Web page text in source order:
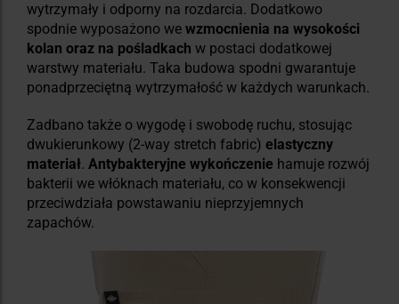
wytrzymały i odporny na rozdarcia. Dodatkowo
spodnie wyposażono we wzmocnienia na wysokości
kolan oraz na pośladkach w postaci dodatkowej
warstwy materiału. Taka budowa spodni gwarantuje
ponadprzeciętną wytrzymałość w każdych warunkach.
Zadbano także o wygodę i swobodę ruchu, stosując
dwukierunkowy (2-way stretch fabric) elastyczny
materiał. Antybakteryjne wykończenie hamuje rozwój
bakterii we włóknach materiału, co w konsekwencji
przeciwdziała powstawaniu nieprzyjemnych
zapachów.